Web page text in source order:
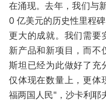
在涌现。去年，我们与
0 亿美元的历史性里程
更大的成就。我们需要
新产品和新项目，而不
斯坦已经为此做好了充
仅体现在数量上，更体
福两国人民"，沙卡利耶